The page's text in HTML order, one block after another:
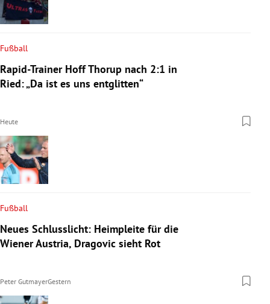
Fußball
Rapid-Trainer Hoff Thorup nach 2:1 in
Ried: „Da ist es uns entglitten“
Heute
Fußball
Neues Schlusslicht: Heimpleite für die
Wiener Austria, Dragovic sieht Rot
Peter GutmayerGestern